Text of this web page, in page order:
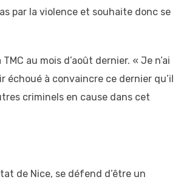
par la violence et souhaite donc se
au mois d’août dernier. « Je n’ai
à convaincre ce dernier qu’il
criminels en cause dans cet
de Nice, se défend d’être un